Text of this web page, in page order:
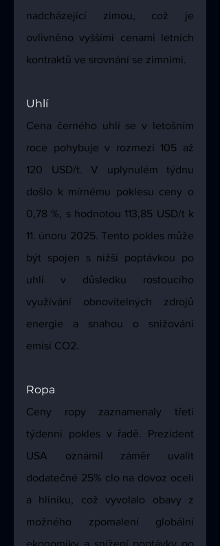
nadcházející zimou, což je
ovlivněno vyššími cenami letních
kontraktů ve srovnání se zimními.
Uhlí
Cena černého uhlí se v letošním
roce pohybuje v rozmezí 105 až
120 USD/t. V uplynulém týdnu
došlo k mírnému poklesu ceny o
0,78 %, s hodnotou 113,85 USD/t k
11. únoru 2025. Tento pokles může
být spojen s nižší poptávkou po
uhlí v důsledku rostoucího
využívání obnovitelných zdrojů
energie a snahou o snižování
emisí CO2.
Ropa
Ceny ropy zaznamenaly třetí
týdenní pokles v řadě. Prezident
USA oznámil záměr uvalit
dodatečné 25% clo na dovoz oceli
a hliníku, což vyvolalo obavy z
možného zpomalení globální
ekonomiky a snížení poptávky po